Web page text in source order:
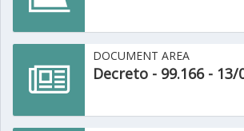
DOCUMENT AREA
Decreto - 99.166 - 13/